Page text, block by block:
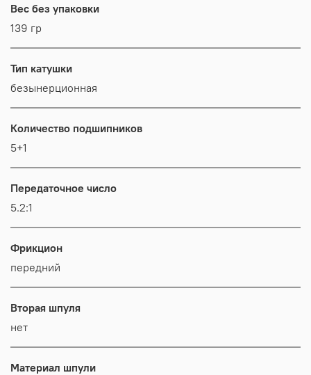
Вес без упаковки
139 гр
Тип катушки
безынерционная
Количество подшипников
5+1
Передаточное число
5.2:1
Фрикцион
передний
Вторая шпуля
нет
Материал шпули